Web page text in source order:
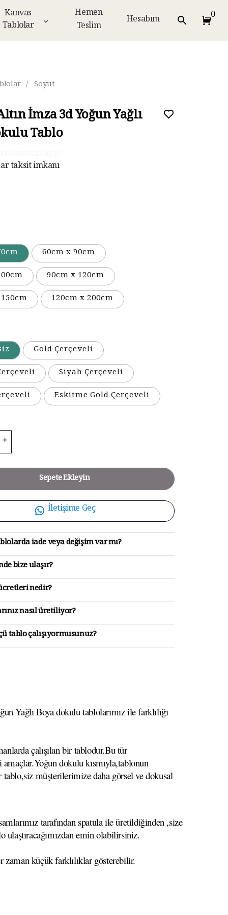
Kanvas
Tablolar
Hemen
Teslim
Hesabım 0
/ Soyut
İmza 3d Yoğun Yağlı
Tablo
taksit imkanı
60cm x 90cm
90cm x 120cm
120cm x 200cm
Gold Çerçeveli
Siyah Çerçeveli
Eskitme Gold Çerçeveli
Sepete Ekleyin
İletişime Geç
iade veya değişim var mı?
bize ulaşır?
nedir?
nasıl üretiliyor?
tablo çalışıyormusunuz?
Yağlı Boya dokulu tablolarımız ile farklılığı
çalışılan bir tablodur.Bu tür
dokulu kısmıyla,tablonun
müşterilerimize daha görsel ve dokusal
tarafından spatula ile üretildiğinden ,size
emin olabilirsiniz.
zaman küçük farklılıklar gösterebilir.